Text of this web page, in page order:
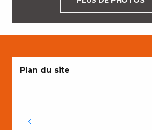
Plan du site